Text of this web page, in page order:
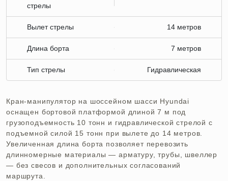
стрелы
Вылет стрелы 14 метров
Длина борта 7 метров
Тип стрелы Гидравлическая
Кран-манипулятор на шоссейном шасси Hyundai
оснащен бортовой платформой длиной 7 м под
грузоподъемность 10 тонн и гидравлической стрелой с
подъемной силой 15 тонн при вылете до 14 метров.
Увеличенная длина борта позволяет перевозить
длинномерные материалы — арматуру, трубы, швеллер
— без свесов и дополнительных согласований
маршрута.